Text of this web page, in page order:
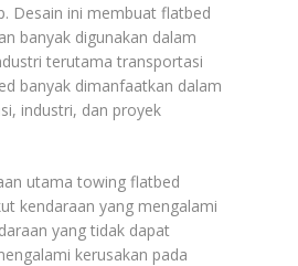
Desain ini membuat flatbed
banyak digunakan dalam
terutama transportasi
banyak dimanfaatkan dalam
industri, dan proyek
utama towing flatbed
kendaraan yang mengalami
yang tidak dapat
kerusakan pada